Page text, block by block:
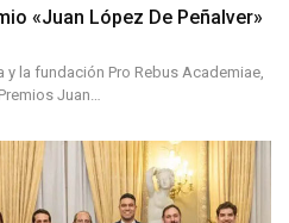
«Juan López De Peñalver»
y la fundación Pro Rebus Academiae,
Juan…